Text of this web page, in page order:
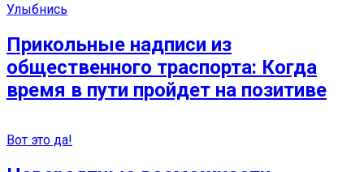
Улыбнись
Прикольные надписи из
общественного траспорта: Когда
время в пути пройдет на позитиве
Вот это да!